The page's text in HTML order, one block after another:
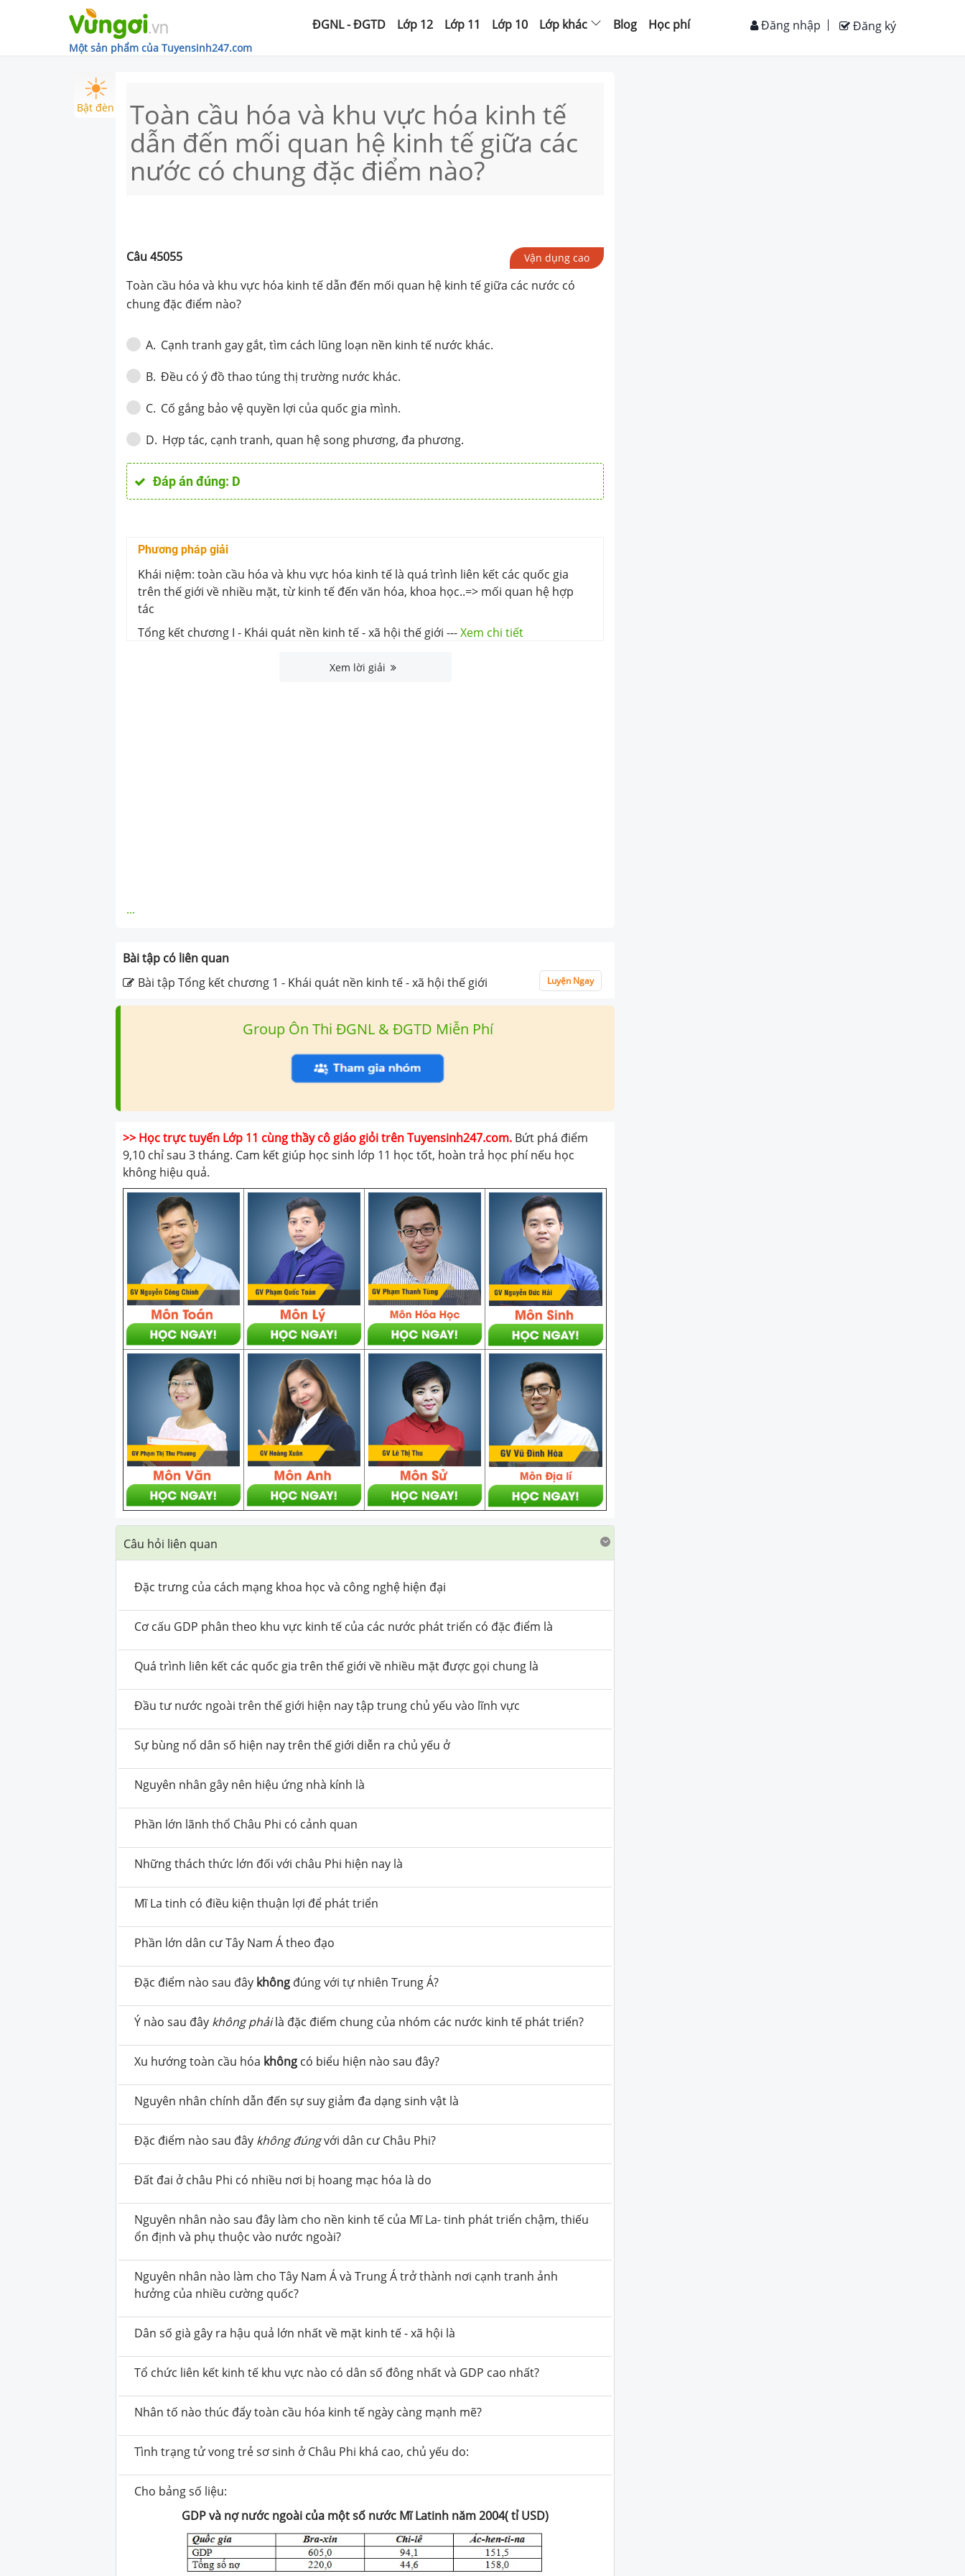
Một sản phẩm của Tuyensinh247.com
ĐGNL - ĐGTD Lớp 12 Lớp 11 Lớp 10 Lớp khác Blog Học phí Đăng ký
Đăng nhập
Bật đèn Toàn cầu hóa và khu vực hóa kinh tế
dẫn đến mối quan hệ kinh tế giữa các
nước có chung đặc điểm nào?
Câu45055 Vận dụng cao
Toàn cầu hóa và khu vực hóa kinh tế dẫn đến mối quan hệ kinh tế giữa các nước có
chung đặc điểm nào?
A. Cạnh tranh gay gắt, tìm cách lũng loạn nền kinh tế nước khác.
B. Đều có ý đồ thao túng thị trường nước khác.
C. Cố gắng bảo vệ quyền lợi của quốc gia mình.
D. Hợp tác, cạnh tranh, quan hệ song phương, đa phương.
Đáp án đúng: D
Phương pháp giải
Khái niệm: toàn cầu hóa và khu vực hóa kinh tế là quá trình liên kết các quốc gia
trên thế giới về nhiều mặt, từ kinh tế đến văn hóa, khoa học..=> mối quan hệ hợp
tác
Tổng kết chương I - Khái quát nền kinh tế - xã hội thế giới ---Xem chi tiết
Xem lời giải
...
Bài tập có liên quan
Bài tập Tổng kết chương 1 - Khái quát nền kinh tế - xã hội thế giới
Luyện Ngay
Group Ôn Thi ĐGNL & ĐGTD Miễn Phí
>> Học trực tuyến Lớp 11 cùng thầy cô giáo giỏi trên Tuyensinh247.com. Bứt phá điểm
9,10 chỉ sau 3 tháng. Cam kết giúp học sinh lớp 11 học tốt, hoàn trả học phí nếu học
không hiệu quả.
Câu hỏi liên quan
Đặc trưng của cách mạng khoa học và công nghệ hiện đại
Cơ cấu GDP phân theo khu vực kinh tế của các nước phát triển có đặc điểm là
Quá trình liên kết các quốc gia trên thế giới về nhiều mặt được gọi chung là
Đầu tư nước ngoài trên thế giới hiện nay tập trung chủ yếu vào lĩnh vực
Sự bùng nổ dân số hiện nay trên thế giới diễn ra chủ yếu ở
Nguyên nhân gây nên hiệu ứng nhà kính là
Phần lớn lãnh thổ Châu Phi có cảnh quan
Những thách thức lớn đối với châu Phi hiện nay là
Mĩ La tinh có điều kiện thuận lợi để phát triển
Phần lớn dân cư Tây Nam Á theo đạo
Đặc điểm nào sau đây không đúng với tự nhiên Trung Á?
Ý nào sau đây không phảilà đặc điểm chung của nhóm các nước kinh tế phát triển?
Xu hướng toàn cầu hóa không có biểu hiện nào sau đây?
Nguyên nhân chính dẫn đến sự suy giảm đa dạng sinh vật là
Đặc điểm nào sau đây không đúngvới dân cư Châu Phi?
Đất đai ở châu Phi có nhiều nơi bị hoang mạc hóa là do
Nguyên nhân nào sau đây làm cho nền kinh tế của Mĩ La- tinh phát triển chậm, thiếu
ổn định và phụ thuộc vào nước ngoài?
Nguyên nhân nào làm cho Tây Nam Á và Trung Á trở thành nơi cạnh tranh ảnh
hưởng của nhiều cường quốc?
Dân số già gây ra hậu quả lớn nhất về mặt kinh tế - xã hội là
Tổ chức liên kết kinh tế khu vực nào có dân số đông nhất và GDP cao nhất?
Nhân tố nào thúc đẩy toàn cầu hóa kinh tế ngày càng mạnh mẽ?
Tình trạng tử vong trẻ sơ sinh ở Châu Phi khá cao, chủ yếu do:
Cho bảng số liệu:
GDP và nợ nước ngoài của một số nước Mĩ Latinh năm 2004( tỉ USD)